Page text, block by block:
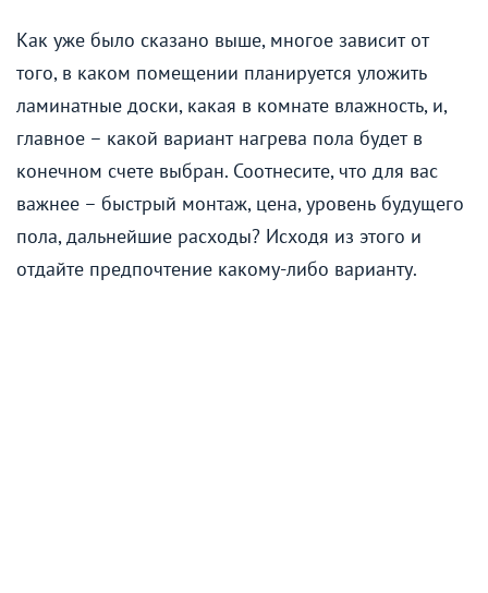
Как уже было сказано выше, многое зависит от
того, в каком помещении планируется уложить
ламинатные доски, какая в комнате влажность, и,
главное – какой вариант нагрева пола будет в
конечном счете выбран. Соотнесите, что для вас
важнее – быстрый монтаж, цена, уровень будущего
пола, дальнейшие расходы? Исходя из этого и
отдайте предпочтение какому-либо варианту.